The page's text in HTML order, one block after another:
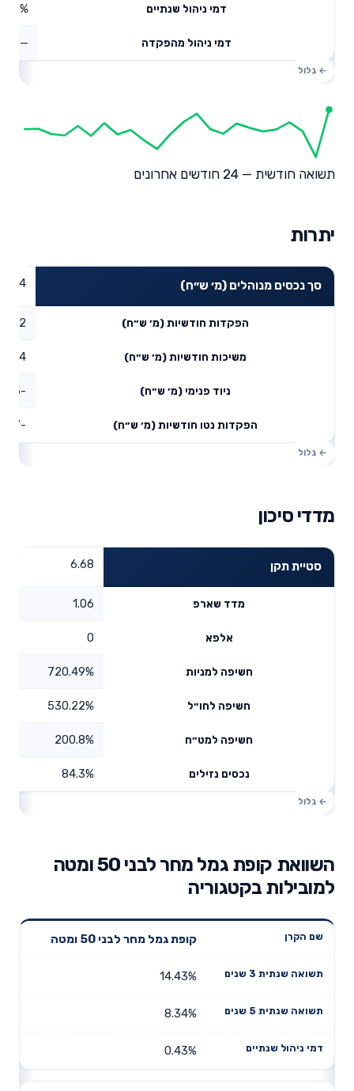
דמי ניהול שנתיים
דמי ניהול מהפקדה —
תשואה חודשית — 24 חודשים אחרונים
יתרות
סך נכסים מנוהלים (מ׳ ש״ח)
הפקדות חודשיות (מ׳ ש״ח) 1.52
משיכות חודשיות (מ׳ ש״ח) 2.14
ניוד פנימי (מ׳ ש״ח) -7.75
הפקדות נטו חודשיות (מ׳ ש״ח) -8.37
מדדי סיכון
סטיית תקן 6.68
מדד שארפ 1.06
אלפא 0
חשיפה למניות 720.49%
חשיפה לחו״ל 530.22%
חשיפה למט״ח 200.8%
נכסים נזילים 84.3%
השוואת קופת גמל מחר לבני 50 ומטה
למובילות בקטגוריה
שנים
תשואה
דמי ניהול
קופת גמל מחר לבני 50 ומטה
14.43%
8.34%
0.43%